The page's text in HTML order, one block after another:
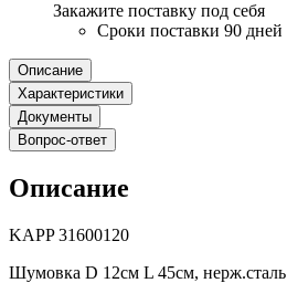
Закажите поставку под себя
Сроки поставки 90 дней
Описание
Характеристики
Документы
Вопрос-ответ
Описание
KAPP 31600120
Шумовка D 12см L 45см, нерж.сталь